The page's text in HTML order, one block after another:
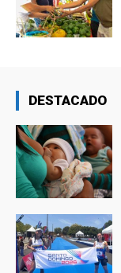
DESTACADO